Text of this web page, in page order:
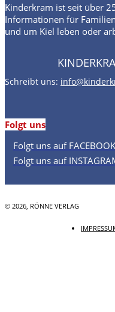
Kinderkram ist seit über
Informationen für
und um Kiel leben oder
Schreibt uns:
Folgt uns
Folgt uns auf FACEBOOK
Folgt uns auf
© 2026, RÖNNE VERLAG